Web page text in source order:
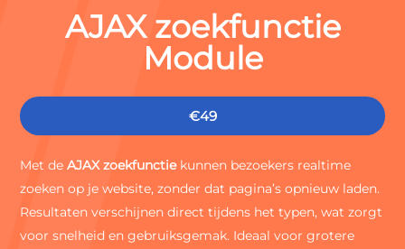
 
Webshop

Drukwerk

  U
AJAX zoekfunctie
Module
€49
Met deAJAX zoekfunctiekunnen bezoekers realtime
zoeken op je website, zonder dat pagina’s opnieuw laden.
Resultaten verschijnen direct tijdens het typen, wat zorgt
voor snelheid en gebruiksgemak. Ideaal voor grotere